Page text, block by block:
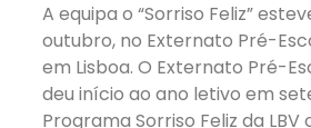
A equipa o “Sorriso Feliz”
outubro, no Externato Pré-
em Lisboa. O Externato Pré-
deu início ao ano letivo em
Programa Sorriso Feliz da